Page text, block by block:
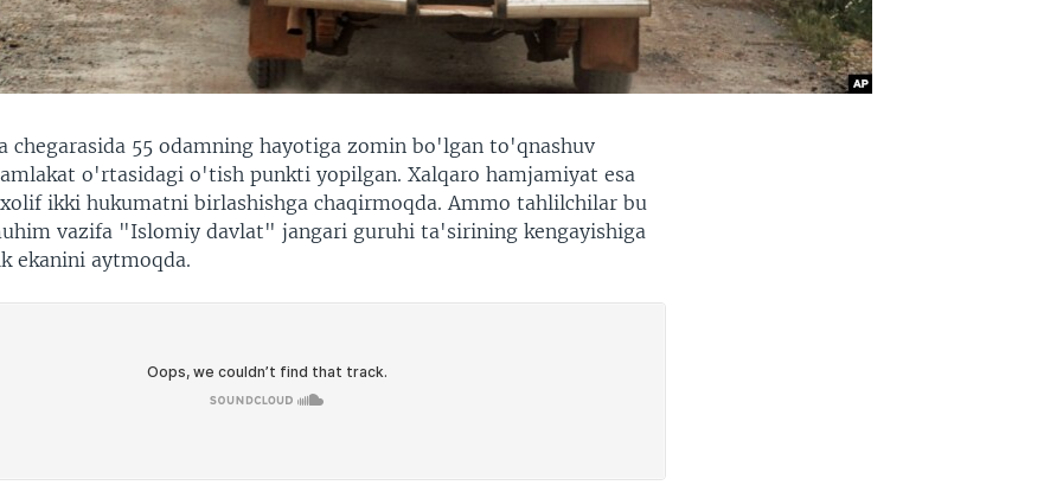
chegarasida 55 odamning hayotiga zomin bo'lgan to'qnashuv
o'rtasidagi o'tish punkti yopilgan. Xalqaro hamjamiyat esa
ikki hukumatni birlashishga chaqirmoqda. Ammo tahlilchilar bu
vazifa "Islomiy davlat" jangari guruhi ta'sirining kengayishiga
ekanini aytmoqda.